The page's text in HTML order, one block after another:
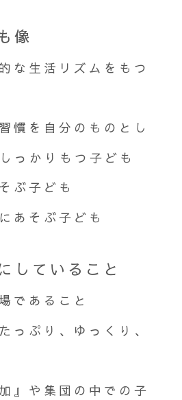
像
な生活リズムをもつ
慣を自分のものとし
っかりもつ子ども
ぶ子ども
あそぶ子ども
していること
であること
っぷり、ゆっくり、
』や集団の中での子